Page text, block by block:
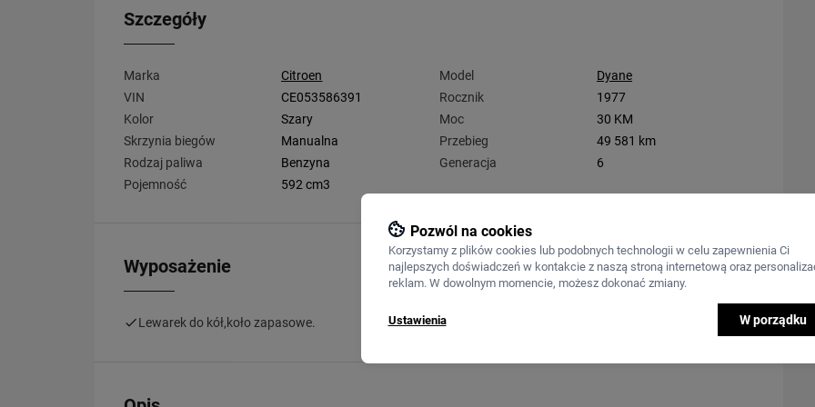
Szczegóły
Marka Citroen Model
Dyane
VIN
CE053586391 Rocznik
1977
Kolor
Szary Moc
30 KM
Skrzynia biegów
Manualna Przebieg
49 581 km
Rodzaj paliwa
Benzyna Generacja
6
Pojemność
592 cm3
Wyposażenie
Lewarek do kół,koło zapasowe.
Pozwól na cookies
Korzystamy z plików cookies lub podobnych technologii w celu zapewnienia Ci
najlepszych doświadczeń w kontakcie z naszą stroną internetową oraz
reklam. W dowolnym momencie, możesz dokonać zmiany.
Ustawienia W porządku